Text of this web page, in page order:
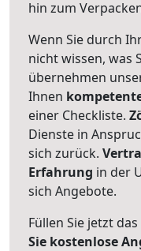
hin zum
Wenn Sie durch
nicht wissen, was
übernehmen
Ihnen
einer Checkliste.
Dienste in
sich zurück.
Erfahrung in der
sich Angebote.
Füllen Sie jetzt
Sie kostenlose